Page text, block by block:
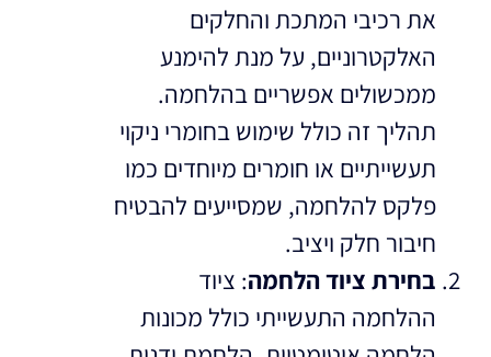
את רכיבי המתכת והחלקים
האלקטרוניים, על מנת להימנע
ממכשולים אפשריים בהלחמה.
תהליך זה כולל שימוש בחומרי ניקוי
תעשייתיים או חומרים מיוחדים כמו
פלקס להלחמה, שמסייעים להבטיח
חיבור חלק ויציב.
בחירת ציוד הלחמה: ציוד
ההלחמה התעשייתי כולל מכונות